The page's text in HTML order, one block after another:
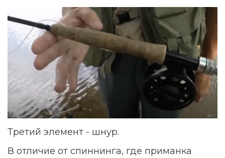
Третий элемент - шнур.
В отличие от спиннинга, где приманка